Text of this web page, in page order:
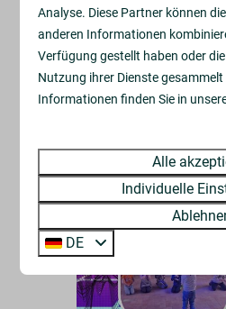
Analyse. Diese Partner können
anderen Informationen
Verfügung gestellt haben oder
Nutzung ihrer Dienste gesammelt
Informationen finden Sie in
Alle
Individuelle
DE